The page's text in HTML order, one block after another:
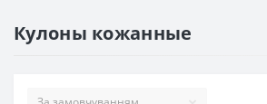
Кулоны кожанные